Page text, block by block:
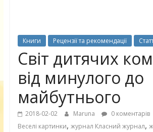
Книги Рецензії та рекомендації
Світ дитячих
від минулого до
майбутнього
2018-02-02 Maruna 0 коментарів
Веселі картинки, журнал Класний журнал,